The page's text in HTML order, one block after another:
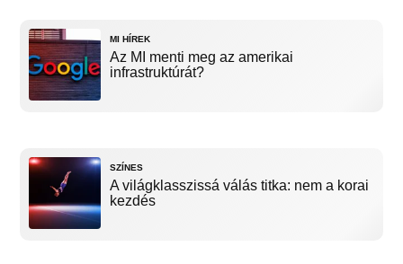
MI HÍREK
Az MI menti meg az amerikai
infrastruktúrát?
SZÍNES
A világklasszissá válás titka: nem a korai
kezdés